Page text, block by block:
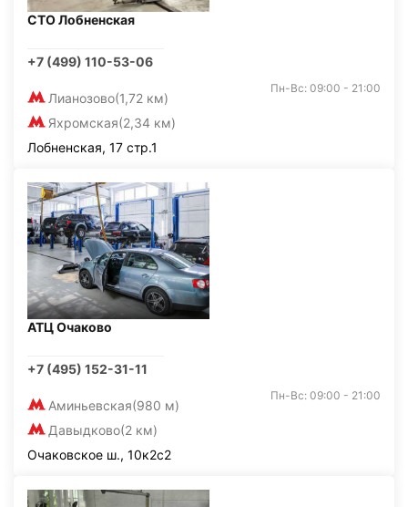
СТО Лобненская
+7 (499) 110-53-06
Лианозово(1,72 км)
Яхромская(2,34 км)
Пн-Вс: 09:00 - 21:00
Лобненская, 17 стр.1
АТЦ Очаково
+7 (495) 152-31-11
Аминьевская(980 м)
Давыдково(2 км)
Пн-Вс: 09:00 - 21:00
Очаковское ш., 10к2с2